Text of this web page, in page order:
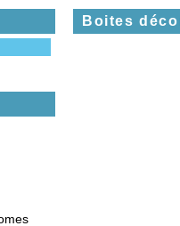
Boites